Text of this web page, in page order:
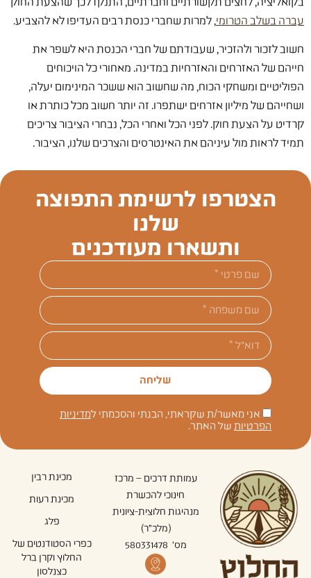
עברה בשלב הטרומי, למרות שחברי כנסת רבים העדיפו לא להצביע.
חשוב לזכור ולהזכיר, שעבודתם של חברי הכנסת היא לשפר את
חייהם של האזרחים והאזרחיות במדינה. מאחורי כל הויכוחים
הפוליטיים ומשחקי הכוח, מה שחשוב הוא ששכר המינימום יעלה,
ושחייהם של מיליון אזרחים ישתפרו. זה יותר חשוב מכל כותרת או
קרדיט על הצעת חוק. לפני הכל ואחרי הכל, נבחרי הציבור צריכים
תמיד לראות מול עיניהם את האינטרסים והצרכים שלנו, הציבור.
הצטרפו לרשימת התפוצה
שלנו
ותשארו מעודכנים
אני מאשר/ת שקראתי, הבנתי והסכמתי למדיניות
הפרטיותשל האתר.
שליחה
עמותת דרכים – מרכז
חינוכי להכשרת
מנהיגות חלוצית-ציונית
(מלכ"ר)
מס' 580331478
מכינת רבין
מכינת רעות
פלג
כפרי הסטודנטים של
החלוץ וקרן ברל
כצנלסון